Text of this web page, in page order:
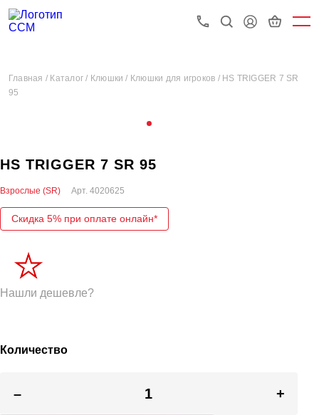
Главная / Каталог / Клюшки / Клюшки для игроков / HS TRIGGER 7 SR
95
HS TRIGGER 7 SR 95
Взрослые (SR) Арт. 4020625
Скидка 5% при оплате онлайн*
Нашли дешевле?
Количество
– +